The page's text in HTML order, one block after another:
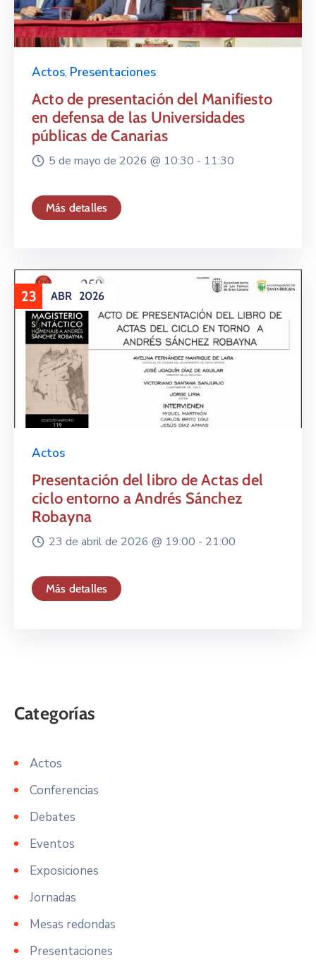
Actos, Presentaciones
Acto de presentación del Manifiesto
en defensa de las Universidades
públicas de Canarias
5 de mayo de 2026 @ 10:30 - 11:30
Más detalles
23 ABR 2026
Actos
Presentación del libro de Actas del
ciclo entorno a Andrés Sánchez
Robayna
23 de abril de 2026 @ 19:00 - 21:00
Más detalles
Actos
Conferencias
Debates
Eventos
Exposiciones
Jornadas
Mesas redondas
Presentaciones